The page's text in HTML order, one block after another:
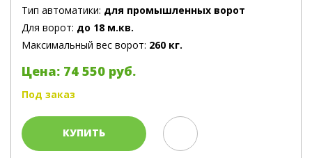
Тип автоматики: для промышленных ворот
Для ворот: до 18 м.кв.
Максимальный вес ворот: 260 кг.
Цена: 74 550 руб.
Под заказ
КУПИТЬ